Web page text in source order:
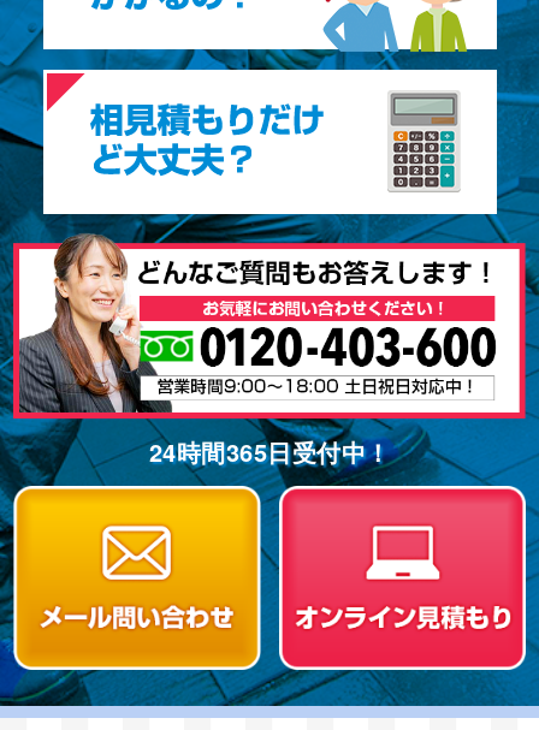
24時間365⽇受付中！